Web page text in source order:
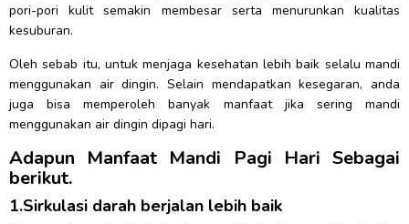
pori-pori kulit semakin membesar serta menurunkan kualitas
kesuburan.
Oleh sebab itu, untuk menjaga kesehatan lebih baik selalu mandi
menggunakan air dingin. Selain mendapatkan kesegaran, anda
juga bisa memperoleh banyak manfaat jika sering mandi
menggunakan air dingin dipagi hari.
Adapun Manfaat Mandi Pagi Hari Sebagai
berikut.
1.Sirkulasi darah berjalan lebih baik